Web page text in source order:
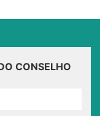
CONSELHO